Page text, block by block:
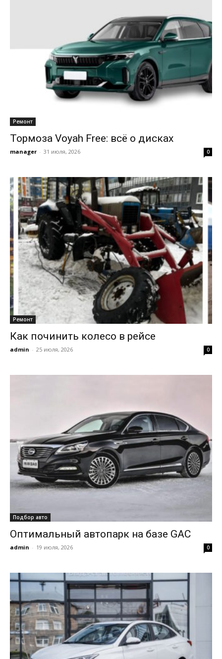
Ремонт
Тормоза Voyah Free: всё о дисках
manager - 31 июля, 2026 0
Ремонт
Как починить колесо в рейсе
admin - 25 июля, 2026 0
Подбор авто
Оптимальный автопарк на базе GAC
admin - 19 июля, 2026 0